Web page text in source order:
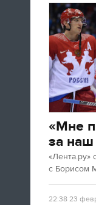
«Мне
за наш
«Лента.ру»
с Борисом
22:3823